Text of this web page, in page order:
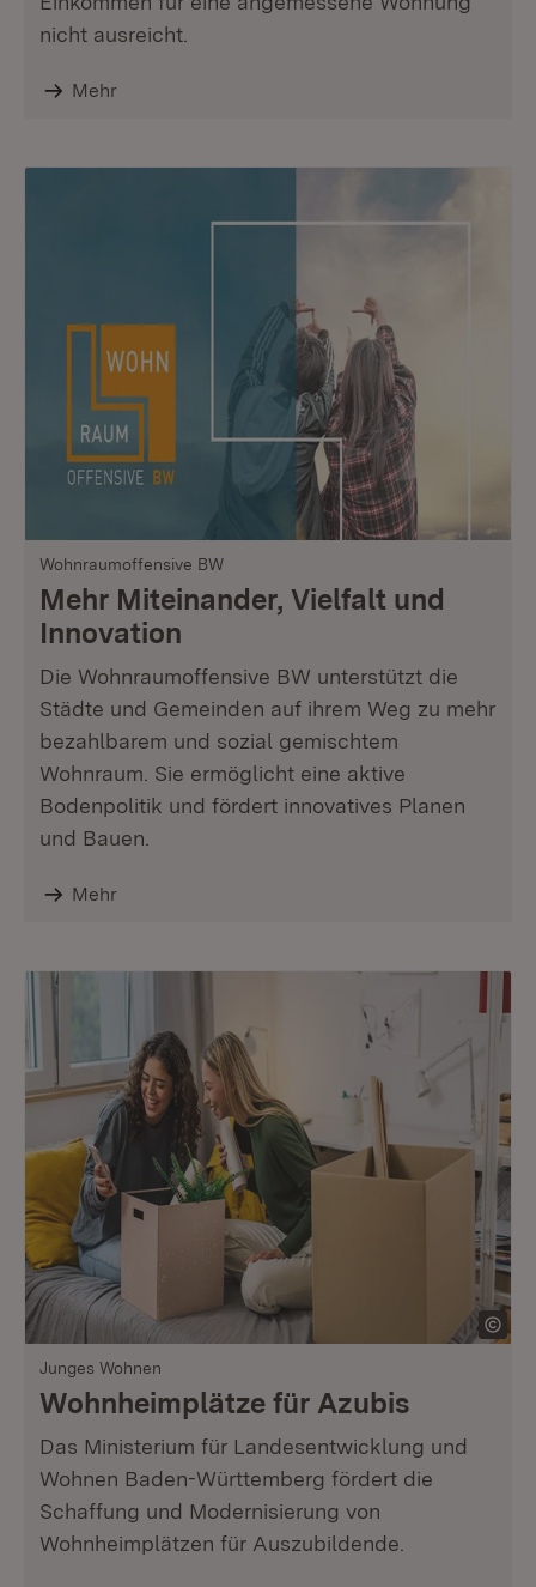
nicht ausreicht.
Mehr
Wohnraumoffensive BW
Mehr Miteinander, Vielfalt und
Innovation
Die Wohnraumoffensive BW unterstützt die
Städte und Gemeinden auf ihrem Weg zu mehr
bezahlbarem und sozial gemischtem
Wohnraum. Sie ermöglicht eine aktive
Bodenpolitik und fördert innovatives Planen
und Bauen.
Mehr
Junges Wohnen
Wohnheimplätze für Azubis
Das Ministerium für Landesentwicklung und
Wohnen Baden-Württemberg fördert die
Schaffung und Modernisierung von
Wohnheimplätzen für Auszubildende.